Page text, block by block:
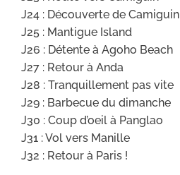
J24 : Découverte de Camiguin
J25 : Mantigue Island
J26 : Détente à Agoho Beach
J27 : Retour à Anda
J28 : Tranquillement pas vite
J29 : Barbecue du dimanche
J30 : Coup d’oeil à Panglao
J31 : Vol vers Manille
J32 : Retour à Paris !